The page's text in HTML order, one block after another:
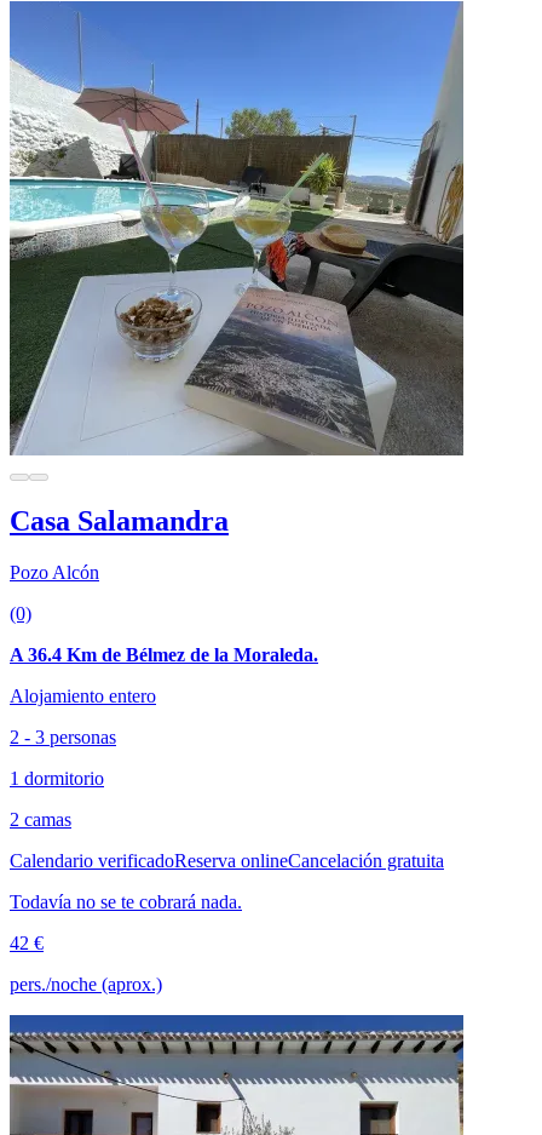
Casa Salamandra
Pozo Alcón
(0)
A 36.4 Km de Bélmez de la Moraleda.
Alojamiento entero
2 - 3 personas
1 dormitorio
2 camas
Calendario verificadoReserva onlineCancelación gratuita
Todavía no se te cobrará nada.
42 €
pers./noche (aprox.)